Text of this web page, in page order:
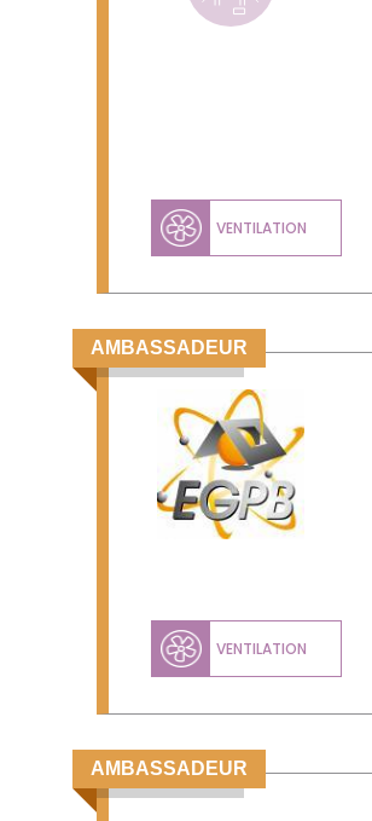
VENTILATION
AMBASSADEUR
VENTILATION
AMBASSADEUR